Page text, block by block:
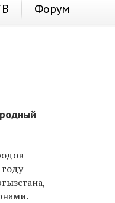
Форум